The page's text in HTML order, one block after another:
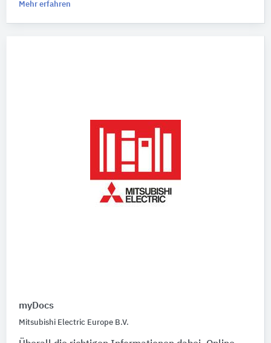
Mehr erfahren
myDocs
Mitsubishi Electric Europe B.V.